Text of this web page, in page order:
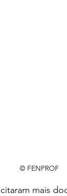
© FENPROF
mais